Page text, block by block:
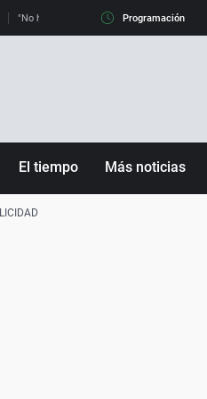
"No hay mafias, que no nos engañen":
Programación
El tiempo Más noticias